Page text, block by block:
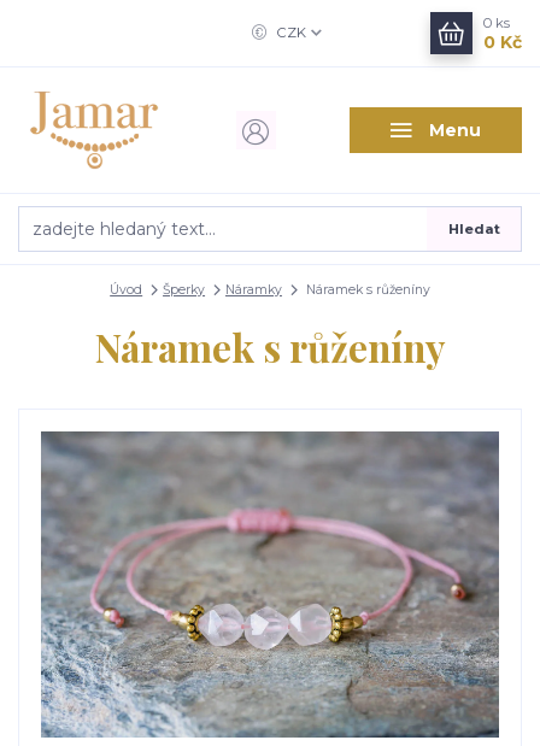
Menu
CZK
Hledat
0 ks
0 Kč
Úvod Šperky Náramky Náramek s růženíny
Náramek s růženíny